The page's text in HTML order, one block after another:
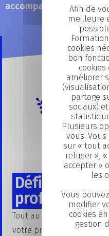
accompagner !
Définissez
professionnel
Tout au long de l’année
votre projet
Afin de
meilleure
cookies
bon
améliorer
partage
sociaux)
Plusieurs
vous.
sur « tout
refuser »,
accepter »
les
Vous
modifier
cookies
gestion